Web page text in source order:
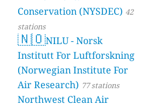
Conservation (NYSDEC) 42
stations
🇳🇴NILU - Norsk
Institutt For Luftforskning
(Norwegian Institute For
Air Research) 77 stations
Northwest Clean Air